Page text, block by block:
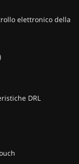
elettronico della
DRL